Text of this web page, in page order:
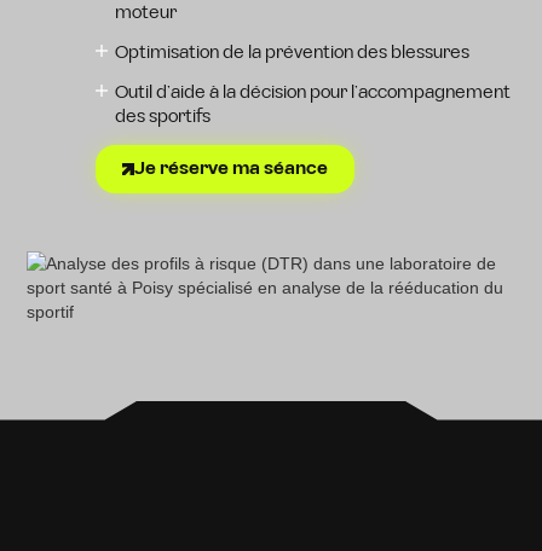
moteur
Optimisation de la prévention des blessures
Outil d’aide à la décision pour l’accompagnement
des sportifs
Je réserve ma séance